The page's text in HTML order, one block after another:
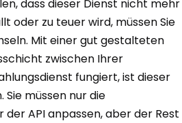
dass dieser Dienst nicht mehr
oder zu teuer wird, müssen Sie
Mit einer gut gestalteten
zwischen Ihrer
fungiert, ist dieser
müssen nur die
API anpassen, aber der Rest